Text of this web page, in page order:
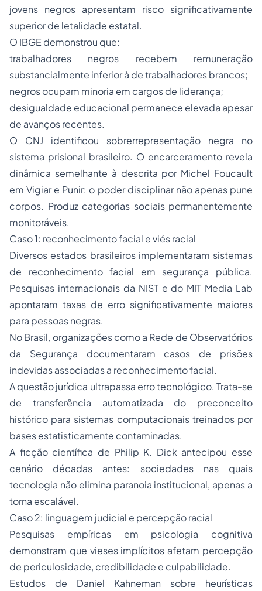
jovens negros apresentam risco significativamente
superior de letalidade estatal.
O IBGE demonstrou que:
trabalhadores negros recebem remuneração
substancialmente inferior à de trabalhadores brancos;
negros ocupam minoria em cargos de liderança;
desigualdade educacional permanece elevada apesar
de avanços recentes.
O CNJ identificou sobrerrepresentação negra no
sistema prisional brasileiro. O encarceramento revela
dinâmica semelhante à descrita por Michel Foucault
em Vigiar e Punir: o poder disciplinar não apenas pune
corpos. Produz categorias sociais permanentemente
monitoráveis.
Caso 1: reconhecimento facial e viés racial
Diversos estados brasileiros implementaram sistemas
de reconhecimento facial em segurança pública.
Pesquisas internacionais da NIST e do MIT Media Lab
apontaram taxas de erro significativamente maiores
para pessoas negras.
No Brasil, organizações como a Rede de Observatórios
da Segurança documentaram casos de prisões
indevidas associadas a reconhecimento facial.
A questão jurídica ultrapassa erro tecnológico. Trata-se
de transferência automatizada do preconceito
histórico para sistemas computacionais treinados por
bases estatisticamente contaminadas.
A ficção científica de Philip K. Dick antecipou esse
cenário décadas antes: sociedades nas quais
tecnologia não elimina paranoia institucional, apenas a
torna escalável.
Caso 2: linguagem judicial e percepção racial
Pesquisas empíricas em psicologia cognitiva
demonstram que vieses implícitos afetam percepção
de periculosidade, credibilidade e culpabilidade.
Estudos de Daniel Kahneman sobre heurísticas